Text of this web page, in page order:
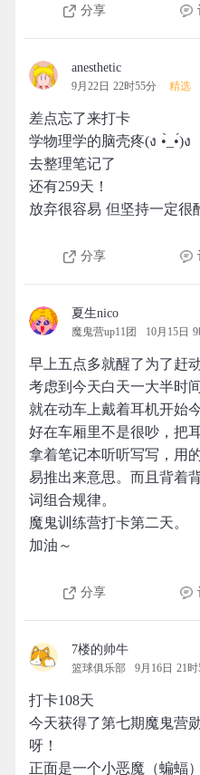
分享
anesthetic
9月22日 22时55分 精选
差点忘了来打卡
学物理学的脑壳疼(ง •̀_•́)ง
去整理笔记了
还有259天！
放弃很容易 但坚持一定很
分享
夏生nico
魔鬼营up11团 10月15日
早上五点多就醒了为了赶
考虑到今天白天一大半时
就在动车上戴着耳机开始
好在车厢里不是很吵，把
拿着笔记本听听写写，用
易推出来意思。而且背着
词组合规律。
魔鬼训练营打卡第二天。
加油～
分享
7楼的帅牛
篮球俱乐部 9月16日 21
打卡108天
今天获得了第七期魔鬼营
呀！
正面是一个小恶魔（蝙蝠